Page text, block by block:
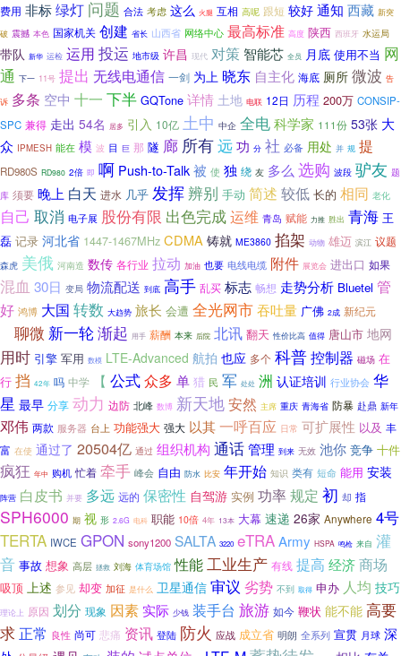
费用 非标绿灯 问题 合法 考虑 这么 火腿 互相 高呢 跟短 较好通知 西藏 新突
破 震撼 本色 国家机关 创建 省长 山西省 网络中心 最高标准 高度 陕西 西班牙 水运局
带队 新华 运检 运用 投运 地市级 许昌 现代 对策 智能芯 全员 月底 使用不当 网
通 下一 11号 提出 无线电通信 一剑 为上 晓东 自主化 海底 厕所 微波 告
诉 多条 空中 十一 下半 GQTone 详情 土地 电联 12日 历程 200万 CONSIP-
SPC 兼得 走出 54名 居多 引入 10亿 土中 中企 全电科学家 111份 53张 大
众 IPMESH 能在 模 波 目 巨 那 隧 廊 所有远功 分 社 必备 用处 并 规 提
RD980S RD980 2倍 即 啊 Push-to-Talk被 使 独 绕 友 多么 选购 波段 驴友 题
库 须要 晚上 白天 进水 几乎 发挥辨别 手动 简述 较低 长的 相同 老化
自己 取消 电子展 股份有限 出色完成运维 青岛 赋能 力推 胜出 青海 王
磊 记录 河北省 1447-1467MHz CDMA 铸就 ME3860 掐架 动物 雄迈 滨江 议题
森虎 美俄 河南造 数传 各行业 拉动 加油 也要 电线电缆 附件 展览会 进出口 如果
混血 30日 变局 物流配送 到底 高手 乱买 标志 畅想 走势分析 Bluetel 管
好 鸿博 大国 转数 大趋势 旅长 会遭 全光网市吞吐量 广佛 2成 新纪元
聊微 新一轮渐起 用手 薪酬 本来 后院 北讯 翻天 性价比高 值得 唐山市 地网
用时 引擎 军用 数模 LTE-Advanced 航拍 也应 多个 科普控制器 磁场 在
行 挡 42年 吗 中学 【 公式众多 单 猎 民 军 处处 洲 认证培训 行业协会 华
星 最早 分享 动力 边防 北峰 数博 新天地安然 主席 重庆 青海省 防暴 赴鼎 新年
邓伟 两款 服务器 台上 功能强大 强大 以其一呼百应 日常 可扩展性 以及 丰
富 在使 通过了 20504亿 通过 组织机构 通话管理 到来 无效 池你 竞争 十件
疯狂 年中 购机 忙着 牵手 峰会 自由 防水 比安 年开始 知识 类有 短命 能用 安装
阵营 白皮书 并要 多远 远的 保密性 自驾游 实例 功率规定 初 却 指
SPH6000 期 视 形 2.6G 电科 职能 10倍 4年 13本 大幕 速递 26家 Anywhere 4号
TERTA IWCE GPON sony1200 SALTA 3220 eTRAArmy HSPA 鸣枪 来自 灌
音 事故 想象 高层 拯救 刘海 体育场馆 性能工业生产 有线 提高 经济商场
吸顶 上述 参见 却变 加征 是什么 卫星通信 审议 劣势 不到 取得 申办 人均 技巧
理论上 原因 划分 现象 因素 实际 少钱 装手台 旅游 如今 鞭状 能不能 高要
求 正常 良性 尚可 悲痛 资讯 登陆 防火 应战 成立省 明朗 全系列 宣贯 月球 深